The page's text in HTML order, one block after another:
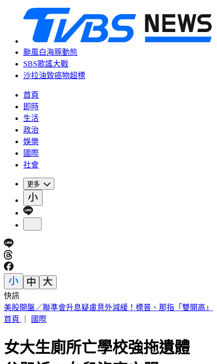
颱風白海豚動態
SBS歌謠大戰
沙拉油致癌物超標
首頁
即時
生活
政治
娛樂
國際
社會
更多
快訊
剛接手2天閃辭董座！宏碁發重訊曝：發現兆基屋管內部管理
缺失
女大生廁所亡學校強拖遺體